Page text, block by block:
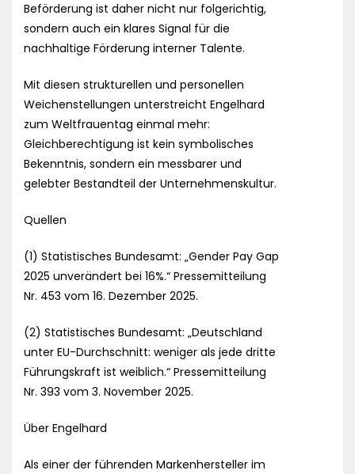
Beförderung ist daher nicht nur folgerichtig,
sondern auch ein klares Signal für die
nachhaltige Förderung interner Talente.
Mit diesen strukturellen und personellen
Weichenstellungen unterstreicht Engelhard
zum Weltfrauentag einmal mehr:
Gleichberechtigung ist kein symbolisches
Bekenntnis, sondern ein messbarer und
gelebter Bestandteil der Unternehmenskultur.
Quellen
(1) Statistisches Bundesamt: „Gender Pay Gap
2025 unverändert bei 16%.“ Pressemitteilung
Nr. 453 vom 16. Dezember 2025.
(2) Statistisches Bundesamt: „Deutschland
unter EU-Durchschnitt: weniger als jede dritte
Führungskraft ist weiblich.“ Pressemitteilung
Nr. 393 vom 3. November 2025.
Über Engelhard
Als einer der führenden Markenhersteller im